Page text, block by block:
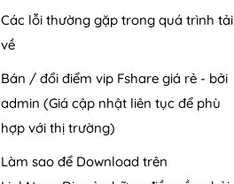
Các lỗi thường gặp trong quá trình tải
về
Bán / đổi điểm vip Fshare giá rẻ - bởi
admin (Giá cập nhật liên tục để phù
hợp với thị trường)
Làm sao để Download trên